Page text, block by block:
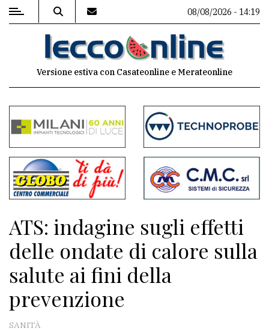
MENU
commenti
Contenuti
del
sito
Meteo
CONTATTI
La
08/08/2026 - 14:19
Versione estiva con Casateonline e Merateonline
ATS: indagine sugli effetti
delle ondate di calore sulla
salute ai fini della
prevenzione
SANITÀ